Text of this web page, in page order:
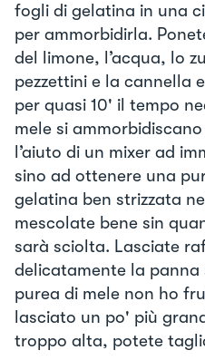
fogli di gelatina in una
per ammorbidirla.
del limone, l’acqua, lo
pezzettini e la cannella
per quasi 10' il tempo
mele si
l’aiuto di un mixer ad
sino ad ottenere una
gelatina ben strizzata
mescolate bene sin
sarà sciolta. Lasciate
delicatamente la
purea di mele non ho
lasciato un po' più
troppo alta, potete